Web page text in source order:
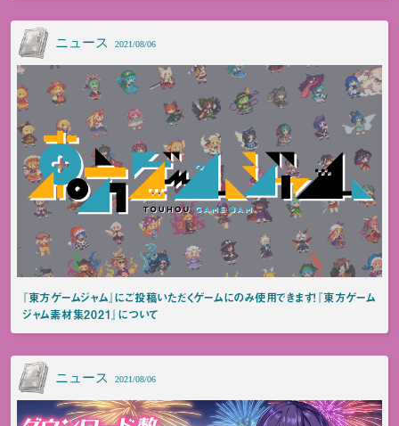
ニュース 2021/08/06
『東方ゲームジャム』にご投稿いただくゲームにのみ使用できます！『東方ゲーム
ジャム素材集2021』について
ニュース 2021/08/06